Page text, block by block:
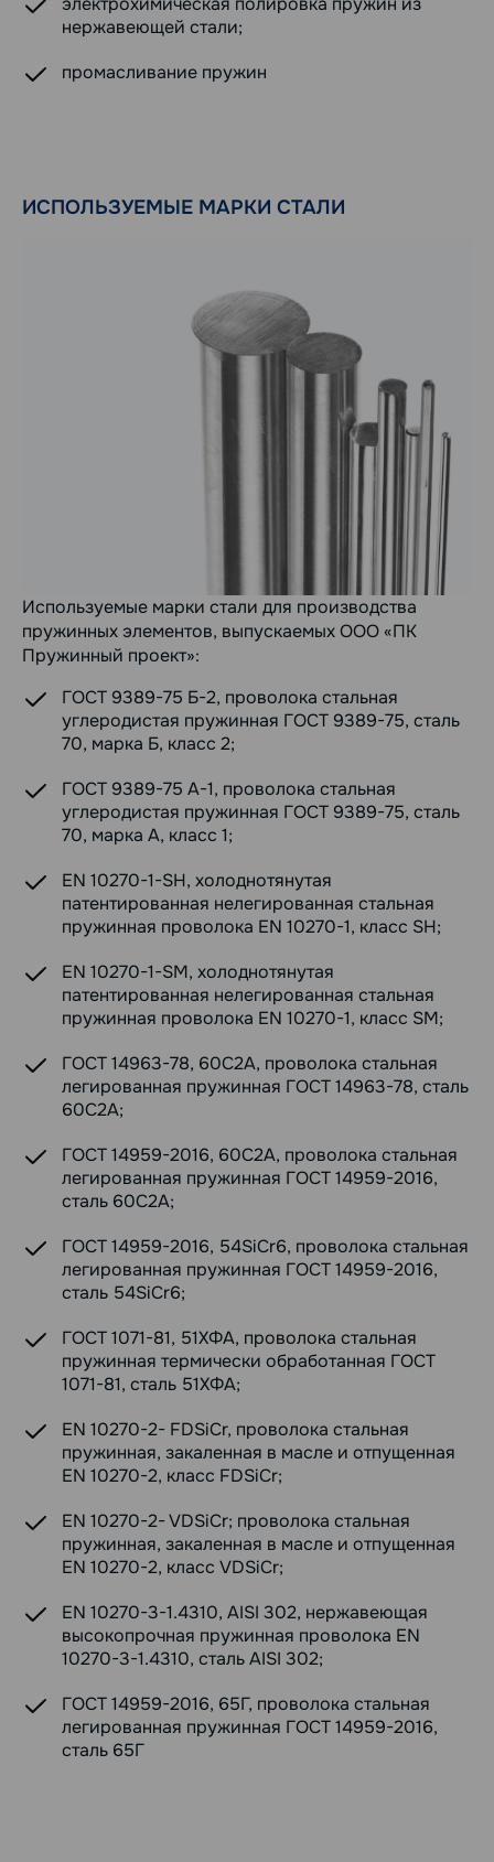
нержавеющей стали;
промасливание пружин
ИСПОЛЬЗУЕМЫЕ МАРКИ СТАЛИ
Используемые марки стали для производства
пружинных элементов, выпускаемых ООО «ПК
Пружинный проект»:
ГОСТ 9389-75 Б-2, проволока стальная
углеродистая пружинная ГОСТ 9389-75, сталь
70, марка Б, класс 2;
ГОСТ 9389-75 А-1, проволока стальная
углеродистая пружинная ГОСТ 9389-75, сталь
70, марка А, класс 1;
EN 10270-1-SH, холоднотянутая
патентированная нелегированная стальная
пружинная проволока EN 10270-1, класс SH;
EN 10270-1-SM, холоднотянутая
патентированная нелегированная стальная
пружинная проволока EN 10270-1, класс SM;
ГОСТ 14963-78, 60С2А, проволока стальная
легированная пружинная ГОСТ 14963-78, сталь
60С2А;
ГОСТ 14959-2016, 60С2А, проволока стальная
легированная пружинная ГОСТ 14959-2016,
сталь 60С2А;
ГОСТ 14959-2016, 54SiCr6, проволока стальная
легированная пружинная ГОСТ 14959-2016,
сталь 54SiCr6;
ГОСТ 1071-81, 51ХФА, проволока стальная
пружинная термически обработанная ГОСТ
1071-81, сталь 51ХФА;
EN 10270-2- FDSiCr, проволока стальная
пружинная, закаленная в масле и отпущенная
EN 10270-2, класс FDSiCr;
EN 10270-2- VDSiCr; проволока стальная
пружинная, закаленная в масле и отпущенная
EN 10270-2, класс VDSiCr;
EN 10270-3-1.4310, AISI 302, нержавеющая
высокопрочная пружинная проволока EN
10270-3-1.4310, сталь AISI 302;
ГОСТ 14959-2016, 65Г, проволока стальная
легированная пружинная ГОСТ 14959-2016,
сталь 65Г